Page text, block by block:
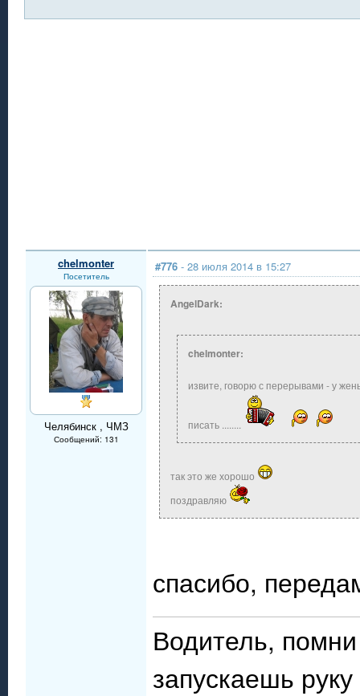
chelmonter
Посетитель
Челябинск , ЧМЗ
Сообщений: 131
#776 - 28 июля 2014 в 15:27
AngelDark:
chelmonter:
извите, говорю с перерывами - у
писать ........
так это же хорошо
поздравляю
спасибо,
Водитель,
запускаешь